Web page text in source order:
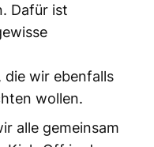
Dafür ist
wir ebenfalls
wollen.
alle gemeinsam